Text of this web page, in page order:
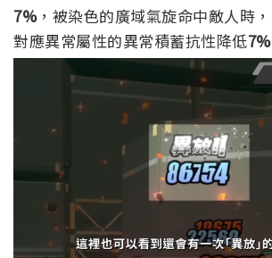
7%，被染色的廣域氣旋命中敵人時
對應異常屬性的異常積蓄抗性降低7%